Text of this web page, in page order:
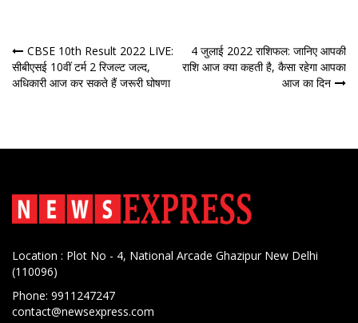
पोस्ट
नेविगेशन
CBSE 10th Result 2022 LIVE:
सीबीएसई 10वीं टर्म 2 रिजल्ट जल्द,
अधिकारी आज कर सकते हैं जरूरी घोषणा
4 जुलाई 2022 राशिफल: जानिए आपकी
राशि आज क्या कहती है, कैसा रहेगा आपका
आज का दिन
Location : Plot No - 4, National Arcade Ghazipur New Delhi
(110096)
Phone: 9911247247
contact@newsexpress.com